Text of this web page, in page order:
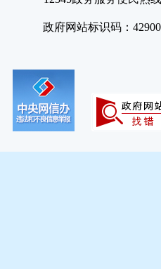
政府网站标识码：